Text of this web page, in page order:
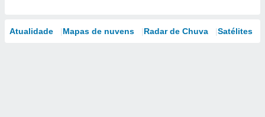
Atualidade Mapas de nuvens Radar de Chuva Satélites